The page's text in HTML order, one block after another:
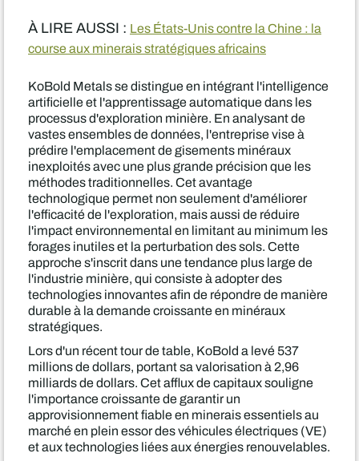
À LIRE AUSSI : Les États-Unis contre la Chine : la
course aux minerais stratégiques africains
KoBold Metals se distingue en intégrant l'intelligence
artificielle et l'apprentissage automatique dans les
processus d'exploration minière. En analysant de
vastes ensembles de données, l'entreprise vise à
prédire l'emplacement de gisements minéraux
inexploités avec une plus grande précision que les
méthodes traditionnelles. Cet avantage
technologique permet non seulement d'améliorer
l'efficacité de l'exploration, mais aussi de réduire
l'impact environnemental en limitant au minimum les
forages inutiles et la perturbation des sols. Cette
approche s'inscrit dans une tendance plus large de
l'industrie minière, qui consiste à adopter des
technologies innovantes afin de répondre de manière
durable à la demande croissante en minéraux
stratégiques.
Lors d'un récent tour de table, KoBold a levé 537
millions de dollars, portant sa valorisation à 2,96
milliards de dollars. Cet afflux de capitaux souligne
l'importance croissante de garantir un
approvisionnement fiable en minerais essentiels au
marché en plein essor des véhicules électriques (VE)
et aux technologies liées aux énergies renouvelables.